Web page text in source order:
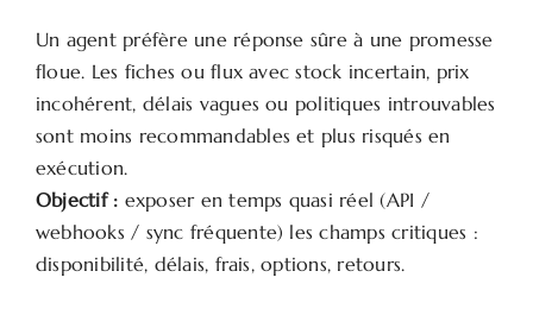
Un agent préfère une réponse sûre à une promesse
floue. Les fiches ou flux avec stock incertain, prix
incohérent, délais vagues ou politiques introuvables
sont moins recommandables et plus risqués en
exécution.
Objectif : exposer en temps quasi réel (API /
webhooks / sync fréquente) les champs critiques :
disponibilité, délais, frais, options, retours.